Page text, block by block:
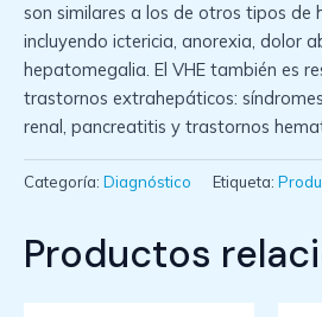
son similares a los de otros tipos de
incluyendo ictericia, anorexia, dolor
hepatomegalia. El VHE también es
trastornos extrahepáticos:
renal, pancreatitis y trastornos
Categoría: Diagnóstico Etiqueta:
Productos